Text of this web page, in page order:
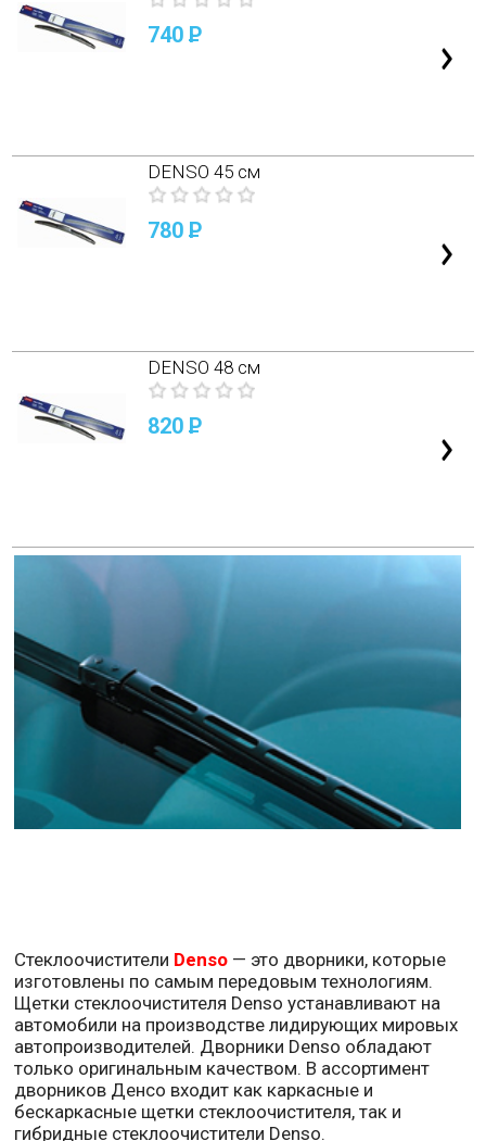
740P
DENSO 45 см
780P
DENSO 48 см
820P
Стеклоочистители Denso — это дворники, которые
изготовлены по самым передовым технологиям.
Щетки стеклоочистителя Denso устанавливают на
автомобили на производстве лидирующих мировых
автопроизводителей. Дворники Denso обладают
только оригинальным качеством. В ассортимент
дворников Денсо входит как каркасные и
бескаркасные щетки стеклоочистителя, так и
гибридные стеклоочистители Denso.